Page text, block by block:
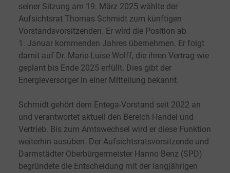
seiner Sitzung am 19. März 2025 wählte der
Aufsichtsrat Thomas Schmidt zum künftigen
Vorstandsvorsitzenden. Er wird die Position ab
1. Januar kommenden Jahres übernehmen. Er folgt
damit auf Dr. Marie-Luise Wolff, die ihren Vertrag wie
geplant bis Ende 2025 erfüllt. Dies gibt der
Energieversorger in einer Mitteilung bekannt.
Schmidt gehört dem Entega-Vorstand seit 2022 an
und verantwortet aktuell den Bereich Handel und
Vertrieb. Bis zum Amtswechsel wird er diese Funktion
weiterhin ausüben. Der Aufsichtsratsvorsitzende und
Darmstädter Oberbürgermeister Hanno Benz (SPD)
begründete die Entscheidung mit der langjährigen